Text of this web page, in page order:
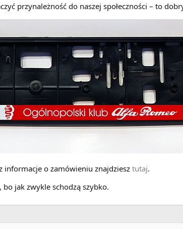
przynależność do naszej społeczności – to
informacje o zamówieniu znajdziesztutaj.
bo jak zwykle schodzą szybko.